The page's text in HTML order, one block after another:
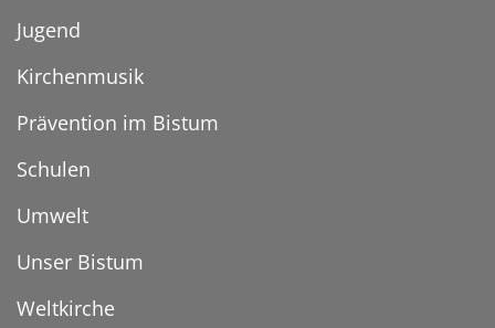
Jugend
Kirchenmusik
Prävention im Bistum
Schulen
Umwelt
Unser Bistum
Weltkirche